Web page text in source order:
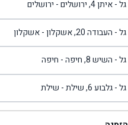
4, ירושלים - ירושלים
העבודה 20, אשקלון - אשקלון
- השיש 8, חיפה - חיפה
- גלבוע 6, שילת - שילת
- פוריידיס, כניסה צפונית מול כביש 4 - פרדיס